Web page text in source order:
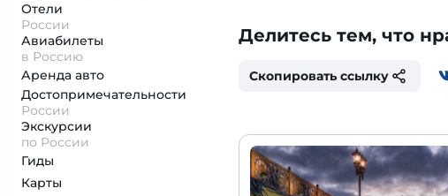
Отели
России
Авиабилеты
в Россию
Аренда авто
Достопримеча­тельности
России
Экскурсии
по России
Гиды
Карты
Делитесь тем, что
Скопировать ссылку